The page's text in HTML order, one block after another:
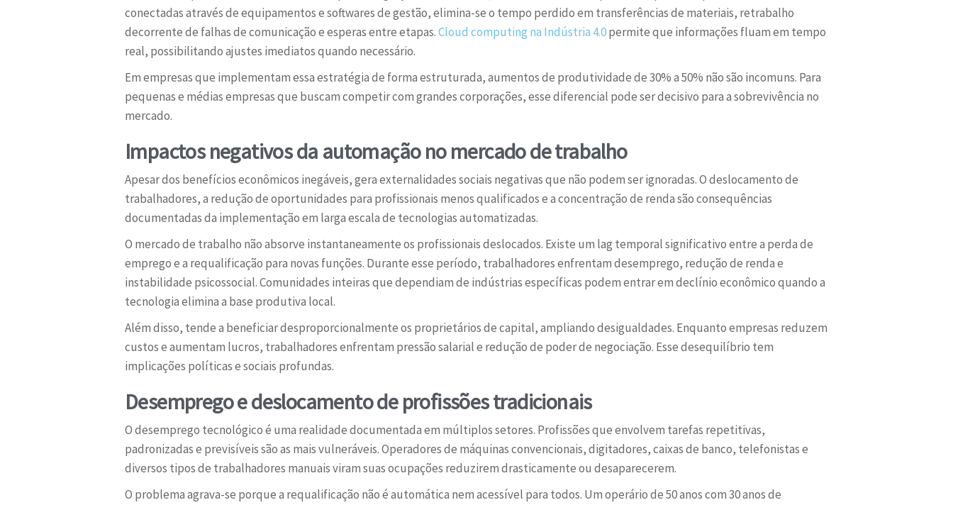
conectadas através de equipamentos e softwares de gestão, elimina-se o tempo perdido em transferências de materiais, retrabalho
decorrente de falhas de comunicação e esperas entre etapas.Cloud computing na Indústria 4.0permite que informações fluam em tempo
real, possibilitando ajustes imediatos quando necessário.
Em empresas que implementam essa estratégia de forma estruturada, aumentos de produtividade de 30% a 50% não são incomuns. Para
pequenas e médias empresas que buscam competir com grandes corporações, esse diferencial pode ser decisivo para a sobrevivência no
mercado.
Impactos negativos da automação no mercado de trabalho
Apesar dos benefícios econômicos inegáveis, gera externalidades sociais negativas que não podem ser ignoradas. O deslocamento de
trabalhadores, a redução de oportunidades para profissionais menos qualificados e a concentração de renda são consequências
documentadas da implementação em larga escala de tecnologias automatizadas.
O mercado de trabalho não absorve instantaneamente os profissionais deslocados. Existe um lag temporal significativo entre a perda de
emprego e a requalificação para novas funções. Durante esse período, trabalhadores enfrentam desemprego, redução de renda e
instabilidade psicossocial. Comunidades inteiras que dependiam de indústrias específicas podem entrar em declínio econômico quando a
tecnologia elimina a base produtiva local.
Além disso, tende a beneficiar desproporcionalmente os proprietários de capital, ampliando desigualdades. Enquanto empresas reduzem
custos e aumentam lucros, trabalhadores enfrentam pressão salarial e redução de poder de negociação. Esse desequilíbrio tem
implicações políticas e sociais profundas.
Desemprego e deslocamento de profissões tradicionais
O desemprego tecnológico é uma realidade documentada em múltiplos setores. Profissões que envolvem tarefas repetitivas,
padronizadas e previsíveis são as mais vulneráveis. Operadores de máquinas convencionais, digitadores, caixas de banco, telefonistas e
diversos tipos de trabalhadores manuais viram suas ocupações reduzirem drasticamente ou desaparecerem.
O problema agrava-se porque a requalificação não é automática nem acessível para todos. Um operário de 50 anos com 30 anos de